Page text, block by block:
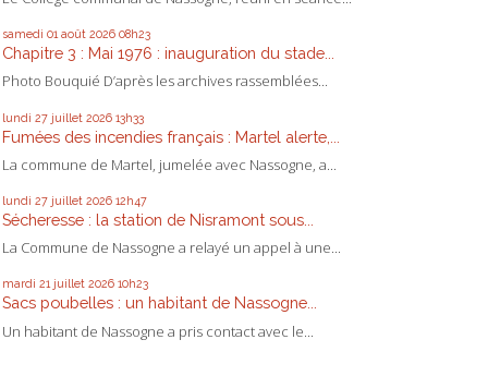
samedi 01 août 2026 08h23
Chapitre 3 : Mai 1976 : inauguration du stade...
Photo Bouquié D’après les archives rassemblées...
lundi 27 juillet 2026 13h33
Fumées des incendies français : Martel alerte,...
La commune de Martel, jumelée avec Nassogne, a...
lundi 27 juillet 2026 12h47
Sécheresse : la station de Nisramont sous...
La Commune de Nassogne a relayé un appel à une...
mardi 21 juillet 2026 10h23
Sacs poubelles : un habitant de Nassogne...
Un habitant de Nassogne a pris contact avec le...